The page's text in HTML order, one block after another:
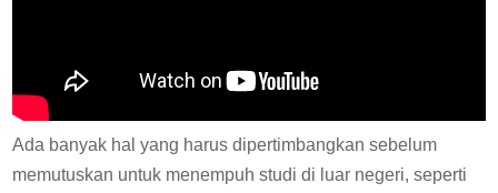
Ada banyak hal yang harus dipertimbangkan sebelum
memutuskan untuk menempuh studi di luar negeri, seperti